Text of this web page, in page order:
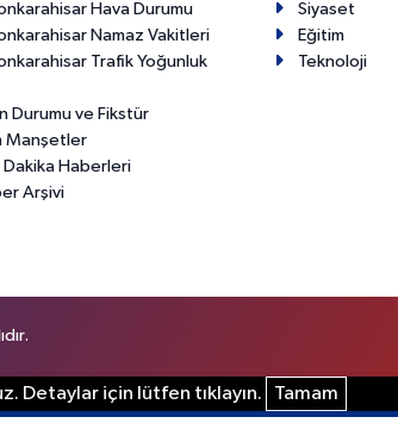
Hava Durumu
Namaz Vakitleri
Trafik Yoğunluk
Durumu ve Fikstür
Manşetler
Dakika Haberleri
Arşivi
Siyaset
Eğitim
Teknoloji
Detaylar için lütfen tıklayın. Tamam